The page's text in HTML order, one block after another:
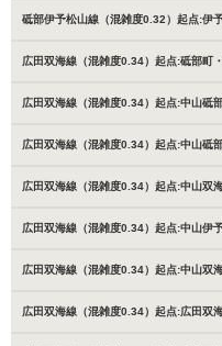
砥部伊予松山線（混雑度0.32）起点:伊
広田双海線（混雑度0.34）起点:砥部町
広田双海線（混雑度0.34）起点:中山砥
広田双海線（混雑度0.34）起点:中山砥
広田双海線（混雑度0.34）起点:中山双
広田双海線（混雑度0.34）起点:中山伊
広田双海線（混雑度0.34）起点:中山双
広田双海線（混雑度0.34）起点:広田双